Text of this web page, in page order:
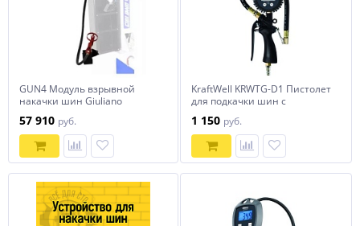
GUN4 Модуль взрывной
накачки шин Giuliano
57 910 руб.
KraftWell KRWTG-D1 Пистолет
для подкачки шин с
1 150 руб.